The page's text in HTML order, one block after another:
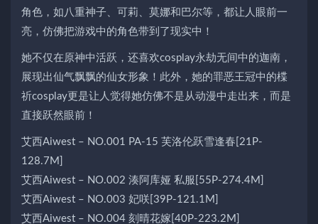
角色，如八重神子、可莉、莫娜和巴尔等，都让人眼前一
亮，仿佛把游戏中的角色带到了现实中！
她不仅在原神中活跃，还喜欢cosplay永劫无间中的迦南，
展现出仙气飘飘的仙女形象！此外，她的罪恶王冠中的楪
祈cosplay更是让人觉得她仿佛不是从动漫中走出来，而是
直接跃然眼前！
艾西Aiwest – NO.001 PA-15 芙洛伦跃雪逢春[21P-
128.7M]
艾西Aiwest – NO.002 湊阿库娅 私服[55P-274.4M]
艾西Aiwest – NO.003 妃咲[39P-121.1M]
艾西Aiwest – NO.004 刻晴花嫁[40P-223.2M]